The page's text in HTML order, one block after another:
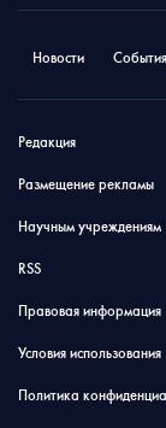
Новости События
Редакция
Размещение рекламы
Научным учреждениям
RSS
Правовая информация
Условия использования
Политика